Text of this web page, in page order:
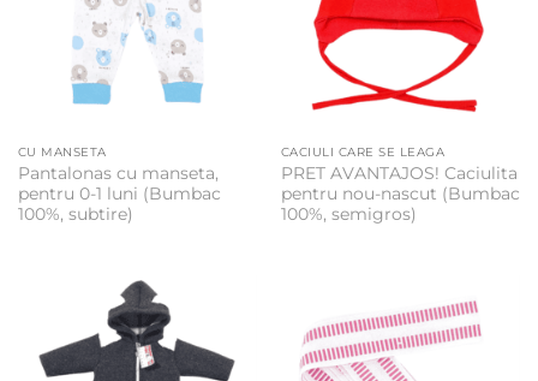
CU MANSETA
Pantalonas cu manseta,
pentru 0-1 luni (Bumbac
100%, subtire)
CACIULI CARE SE LEAGA
PRET AVANTAJOS! Caciulita
pentru nou-nascut (Bumbac
100%, semigros)